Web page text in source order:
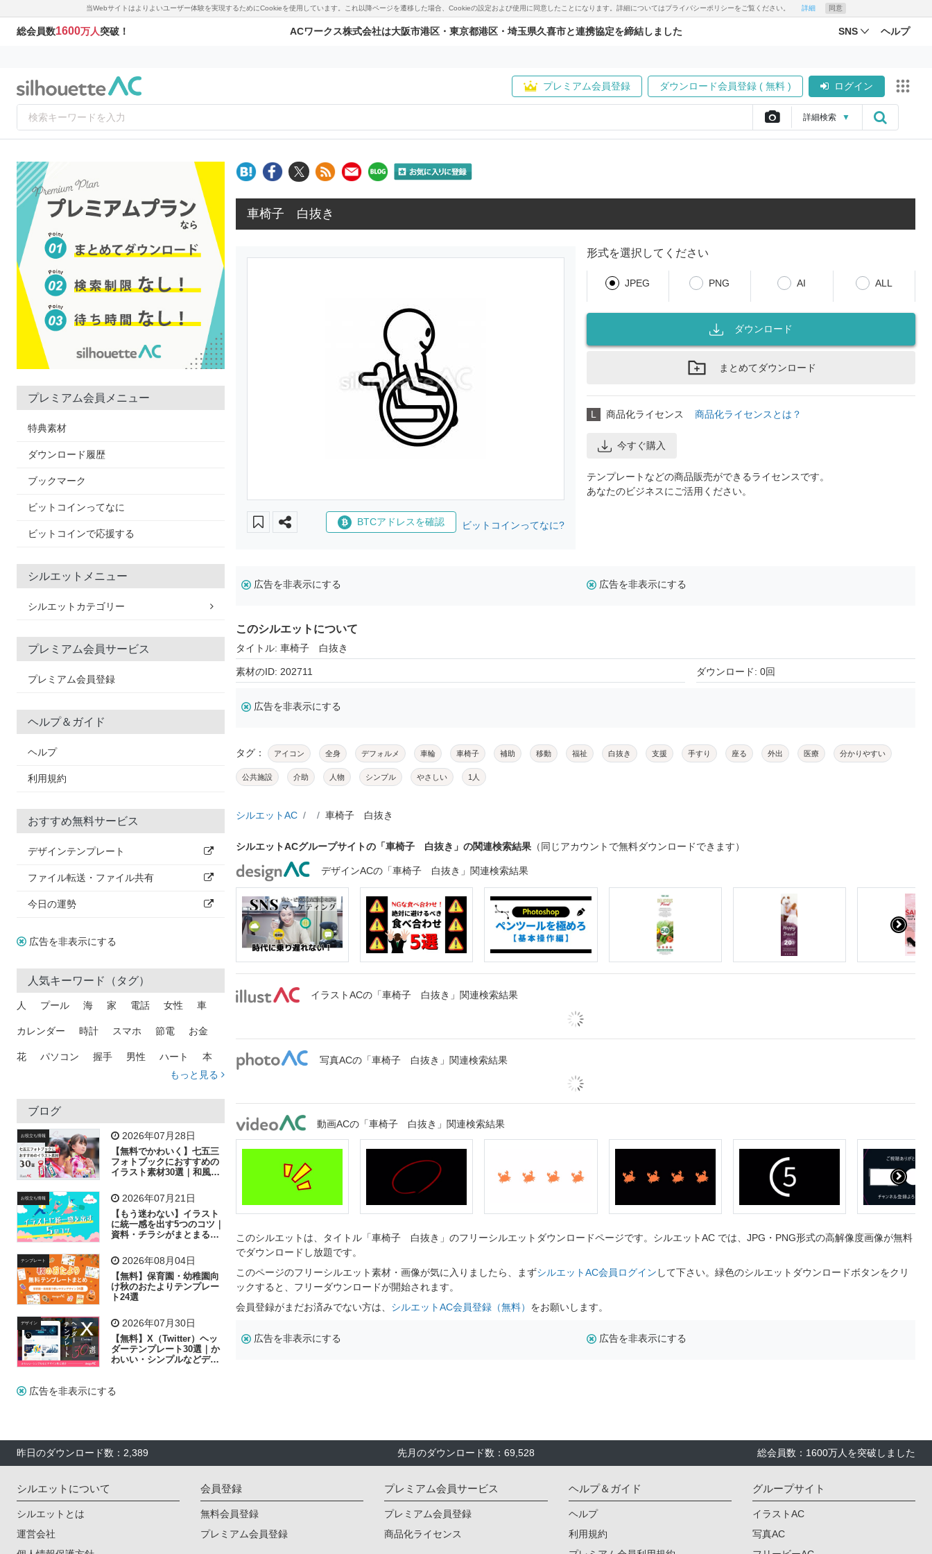
当Webサイトはよりよいユーザー体験を実現するためにCookieを使用しています。これ以降ページを遷移した場合、Cookieの設定および使用に同意したことになります。詳細についてはプライバシーポリシーをご覧ください。 詳細 同意
総会員数1600万人突破！ ACワークス株式会社は大阪市港区・東京都港区・埼玉県久喜市と連携協定を締結しました SNS ヘルプ
プレミアム会員登録 ダウンロード会員登録 ( 無料 ) ログイン
詳細検索 ▼
プレミアム会員メニュー
特典素材
ダウンロード履歴
ブックマーク
ビットコインってなに
ビットコインで応援する
シルエットメニュー
シルエットカテゴリー
プレミアム会員サービス
プレミアム会員登録
ヘルプ＆ガイド
ヘルプ
利用規約
おすすめ無料サービス
デザインテンプレート
ファイル転送・ファイル共有
今日の運勢
広告を非表示にする
人気キーワード（タグ）
人 プール 海 家 電話 女性 車
カレンダー 時計 スマホ 節電 お金
花 パソコン 握手 男性 ハート 本
トラック 木
吹き出し
飛行機 グラフ ビル 魚 家族 書類
歩く 工場 会社 太陽 キラキラ
子供 作業員 相談 ピクトグラム
もっと見る
ブログ
お役立ち情報 2026年07月28日
【無料でかわいく】七五三
フォトブックにおすすめの
イラスト素材30選｜和風の
お役立ち情報 2026年07月21日
【もう迷わない】イラスト
に統一感を出す5つのコツ｜
資料・チラシがまとまるフ
テンプレート 2026年08月04日
【無料】保育園・幼稚園向
け秋のおたよりテンプレー
ト24選
デザイン 2026年07月30日
【無料】X（Twitter）ヘッ
ダーテンプレート30選｜か
わいい・シンプルなどデザ
広告を非表示にする
車椅子 白抜き
BTCアドレスを確認 ビットコインってなに?
形式を選択してください
JPEG PNG AI ALL
ダウンロード
まとめてダウンロード
L 商品化ライセンス 商品化ライセンスとは？
今すぐ購入
テンプレートなどの商品販売ができるライセンスです。
あなたのビジネスにご活用ください。
広告を非表示にする 広告を非表示にする
このシルエットについて
タイトル: 車椅子 白抜き
素材のID: 202711 ダウンロード: 0回
広告を非表示にする
タグ： アイコン 全身 デフォルメ 車輪 車椅子 補助 移動 福祉 白抜き 支援 手すり 座る 外出 医療 分かりやすい
公共施設 介助 人物 シンプル やさしい 1人
シルエットAC 車椅子 白抜き
シルエットACグループサイトの「車椅子 白抜き」の関連検索結果 （同じアカウントで無料ダウンロードできます）
デザインACの「車椅子 白抜き」関連検索結果
イラストACの「車椅子 白抜き」関連検索結果
写真ACの「車椅子 白抜き」関連検索結果
動画ACの「車椅子 白抜き」関連検索結果
このシルエットは、タイトル「車椅子 白抜き」のフリーシルエットダウンロードページです。シルエットAC では、JPG・PNG形式の高解像度画像が無料
でダウンロードし放題です。
このページのフリーシルエット素材・画像が気に入りましたら、まずシルエットAC会員ログイン して下さい。緑色のシルエットダウンロードボタンをクリ
ックすると、フリーダウンロードが開始されます。
会員登録がまだお済みでない方は、 シルエットAC会員登録（無料） をお願いします。
広告を非表示にする 広告を非表示にする
昨日のダウンロード数：2,389 先月のダウンロード数：69,528 総会員数：1600万人を突破しました
シルエットについて
シルエットとは
運営会社
会員登録
無料会員登録
プレミアム会員登録
プレミアム会員サービス
プレミアム会員登録
商品化ライセンス
ヘルプ＆ガイド
ヘルプ
利用規約
グループサイト
イラストAC
写真AC